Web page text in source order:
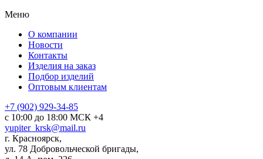
Меню
О компании
Новости
Контакты
Изделия на заказ
Подбор изделий
Оптовым клиентам
+7 (902) 929-34-85
с 10:00 до 18:00 МСК +4
yupiter_krsk@mail.ru
г. Красноярск,
ул. 78 Добровольческой бригады,